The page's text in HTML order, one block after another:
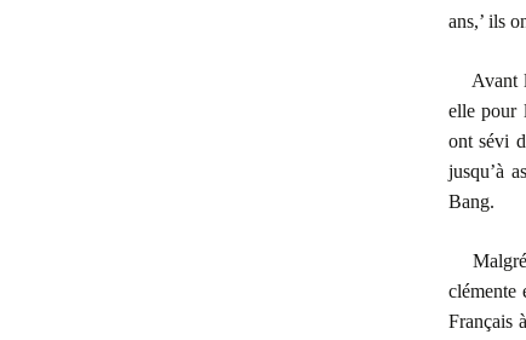
ans,’ ils
Avant
elle pour
ont sévi
jusqu’à
Bang.
clémente
Français